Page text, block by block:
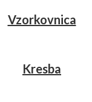
Vzorkovnica
Kresba